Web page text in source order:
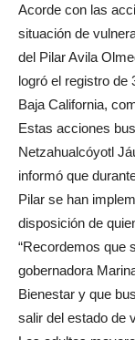
Acorde con las
situación de
del Pilar Avila
logró el registro de
Baja California,
Estas acciones
Netzahualcóyotl
informó que
Pilar se han
disposición de
“Recordemos que
gobernadora
Bienestar y que
salir del estado de